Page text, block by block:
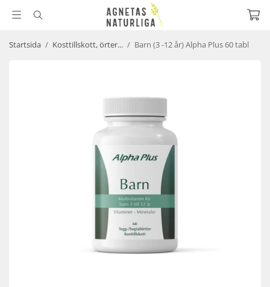
Startsida / Kosttillskott, örter... / Barn (3 -12 år) Alpha Plus 60 tabl